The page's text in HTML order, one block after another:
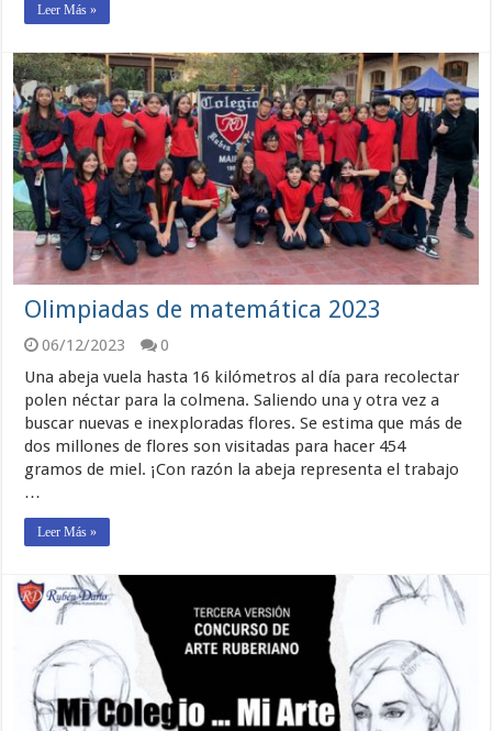
Leer Más »
Olimpiadas de matemática 2023
06/12/2023
0
Una abeja vuela hasta 16 kilómetros al día para recolectar
polen néctar para la colmena. Saliendo una y otra vez a
buscar nuevas e inexploradas flores. Se estima que más de
dos millones de flores son visitadas para hacer 454
gramos de miel. ¡Con razón la abeja representa el trabajo
…
Leer Más »